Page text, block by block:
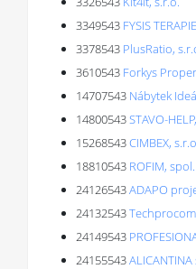
3349543 FYSIS
3378543 PlusRatio,
3610543 Forkys
14707543 Nábytek
14800543STAVO-
15268543CIMBEX,
18810543 ROFIM,
24126543ADAPO
24132543
24149543
24155543ALICANTINA